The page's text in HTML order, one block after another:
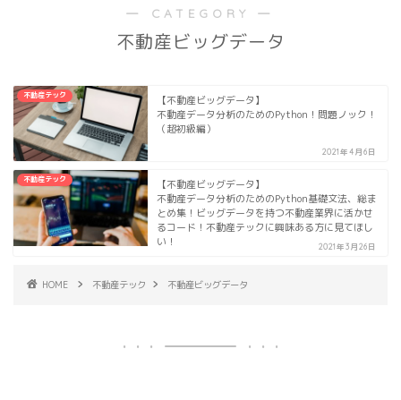
― CATEGORY ―
不動産ビッグデータ
不動産テック
【不動産ビッグデータ】
不動産データ分析のためのPython！問題ノック！
（超初級編）
2021年4月6日
不動産テック
【不動産ビッグデータ】
不動産データ分析のためのPython基礎文法、総ま
とめ集！ビッグデータを持つ不動産業界に活かせ
るコード！不動産テックに興味ある方に見てほし
い！
2021年3月26日
HOME 不動産テック 不動産ビッグデータ